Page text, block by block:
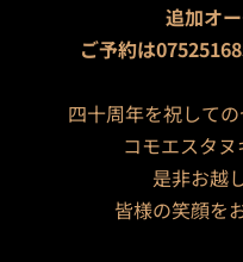
追加オ
ご予約は
四十周年を祝して
コモエスタヌ
是非お越
皆様の笑顔を